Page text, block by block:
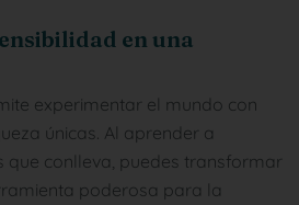
en una
experimentar el mundo con
únicas. Al aprender a
que conlleva, puedes transformar
poderosa para la